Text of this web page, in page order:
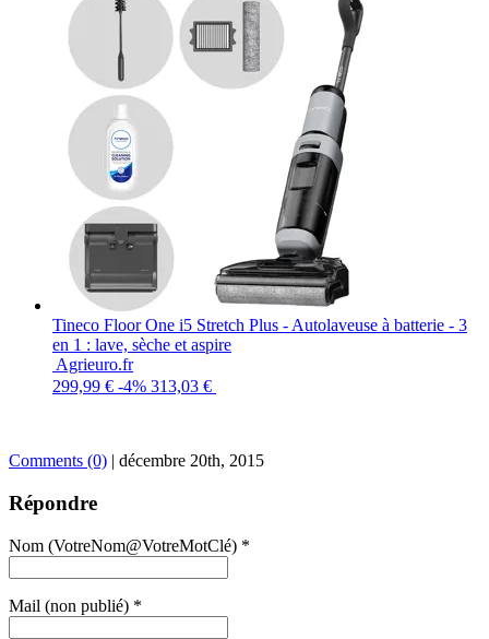
Tineco Floor One i5 Stretch Plus - Autolaveuse à batterie - 3
en 1 : lave, sèche et aspire
Agrieuro.fr
299,99 € -4% 313,03 €
Comments (0) | décembre 20th, 2015
Répondre
Nom (VotreNom@VotreMotClé) *
Mail (non publié) *